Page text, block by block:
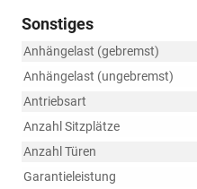
Sonstiges
Anhängelast (gebremst)
Anhängelast (ungebremst)
Antriebsart
Anzahl Sitzplätze
Anzahl Türen
Garantieleistung